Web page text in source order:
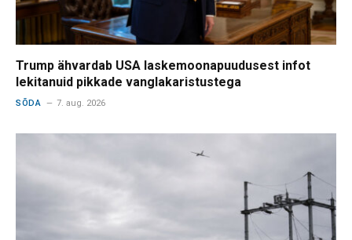
Trump ähvardab USA laskemoonapuudusest infot
lekitanuid pikkade vanglakaristustega
SÕDA 7. aug. 2026